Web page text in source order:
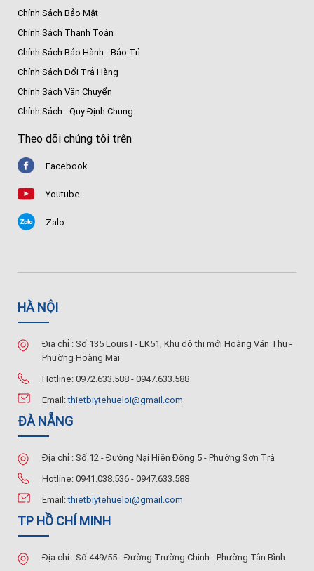
Chính Sách Bảo Mật
Chính Sách Thanh Toán
Chính Sách Bảo Hành - Bảo Trì
Chính Sách Đổi Trả Hàng
Chính Sách Vận Chuyển
Chính Sách - Quy Định Chung
Theo dõi chúng tôi trên
Facebook
Youtube
Zalo
HÀ NỘI
Địa chỉ : Số 135 Louis I - LK51, Khu đô thị mới Hoàng Văn Thụ -
Phường Hoàng Mai
Hotline: 0972.633.588 - 0947.633.588
Email:thietbiytehueloi@gmail.com
ĐÀ NẴNG
Địa chỉ : Số 12 - Đường Nại Hiên Đông 5 - Phường Sơn Trà
Hotline: 0941.038.536 - 0947.633.588
Email:thietbiytehueloi@gmail.com
TP HỒ CHÍ MINH
Địa chỉ : Số 449/55 - Đường Trường Chinh - Phường Tân Bình